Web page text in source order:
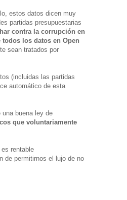
estos datos dicen muy
partidas presupuestarias
contra la corrupción en
los datos en Open
sean tratados por
(incluidas las partidas
automático de esta
buena ley de
que voluntariamente
rentable
de permitirnos el lujo de no